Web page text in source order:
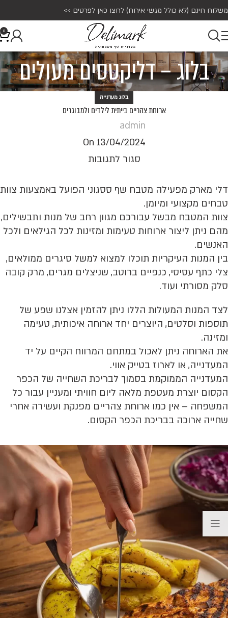
משלוח חינם (לא כולל מגשי אירוח) לחצו כאן לפרטים >>
0
בלוג – דליקטסים מעולים
בלוג מעדנייה
ארוחת צהריים בייתית לילדים ולמבוגרים
admin
On 13/04/2024
סגור לתגובות
דלי מארק מפעילה מטבח שף ססגוני הפועל באמצעות צוות
טבחים מקצועי ומיומן.
צוות המטבח מבשל עבורכם מגוון רחב של מנות ותבשילים,
מהם ניתן ליצור ארוחות טעימות ומזינות לכל הגילאים ולכל
האנשים.
בין המנות העיקריות תוכלו למצוא למשל סיגרים ממולאים,
צלי כתף עסיסי, כנפיים ברוטב, שניצלים מגרים, מרק קובה
סלק מסורתי ועוד.
לצד המנות המעולות הללו ניתן להזמין אצלנו שפע של
תוספות וסלטים, היוצרים יחד ארוחה איכותית, טעימה
ומזינה.
את הארוחה ניתן לאכול במתחם המרווח הקיים על יד
המעדנייה, או לארוז בטייק אווי.
המעדנייה הממוקמת בסמוך לבריכת השחייה של הכפר
הקסום יוצרת מעטפת מלאה ליום חוויתי ומעניין עבור כל
המשפחה – אין כמו ארוחת צהריים מפנקת ועשירה אחרי
שחייה ארוכה בבריכת הכפר הקסום.